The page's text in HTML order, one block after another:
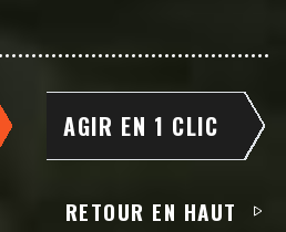
AGIR EN 1 CLIC
RETOUR EN HAUT